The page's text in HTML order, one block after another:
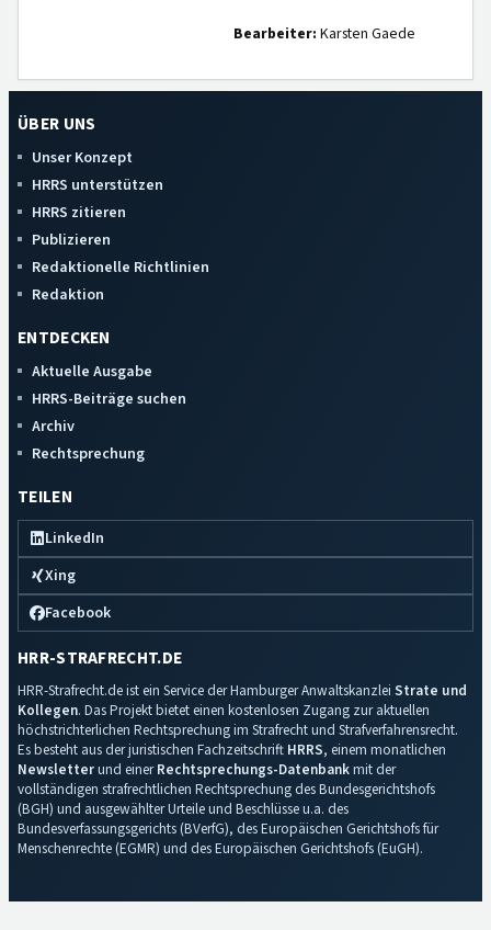
Bearbeiter: Karsten Gaede
ÜBER UNS
Unser Konzept
HRRS unterstützen
HRRS zitieren
Publizieren
Redaktionelle Richtlinien
Redaktion
ENTDECKEN
Aktuelle Ausgabe
HRRS-Beiträge suchen
Archiv
Rechtsprechung
TEILEN
LinkedIn
Xing
Facebook
HRR-STRAFRECHT.DE
HRR-Strafrecht.de ist ein Service der Hamburger Anwaltskanzlei Strate und
Kollegen. Das Projekt bietet einen kostenlosen Zugang zur aktuellen
höchstrichterlichen Rechtsprechung im Strafrecht und Strafverfahrensrecht.
Es besteht aus der juristischen Fachzeitschrift HRRS, einem monatlichen
Newsletterund einerRechtsprechungs-Datenbankmit der
vollständigen strafrechtlichen Rechtsprechung des Bundesgerichtshofs
(BGH) und ausgewählter Urteile und Beschlüsse u.a. des
Bundesverfassungsgerichts (BVerfG), des Europäischen Gerichtshofs für
Menschenrechte (EGMR) und des Europäischen Gerichtshofs (EuGH).